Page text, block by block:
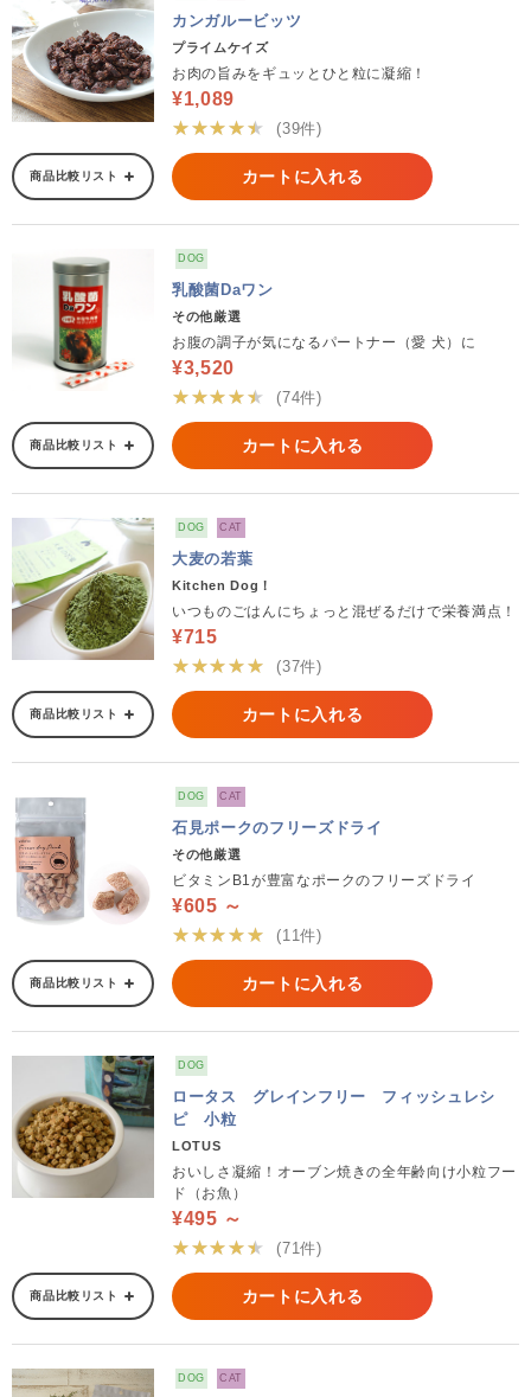
カンガルービッツ
プライムケイズ
お肉の旨みをギュッとひと粒に凝縮！
¥1,089
★★★★★
(39件)
商品比較リスト カートに入れる
DOG
乳酸菌Daワン
その他厳選
お腹の調子が気になるパートナー（愛 犬）に
¥3,520
★★★★★
(74件)
商品比較リスト カートに入れる
DOG CAT
大麦の若葉
Kitchen Dog！
いつものごはんにちょっと混ぜるだけで栄養満点！
¥715
★★★★★
(37件)
商品比較リスト カートに入れる
DOG CAT
石見ポークのフリーズドライ
その他厳選
ビタミンB1が豊富なポークのフリーズドライ
¥605 ～
★★★★★
(11件)
商品比較リスト カートに入れる
DOG
ロータス グレインフリー フィッシュレシ
ピ 小粒
LOTUS
おいしさ凝縮！オーブン焼きの全年齢向け小粒フー
ド（お魚）
¥495 ～
★★★★★
(71件)
商品比較リスト カートに入れる
DOG CAT